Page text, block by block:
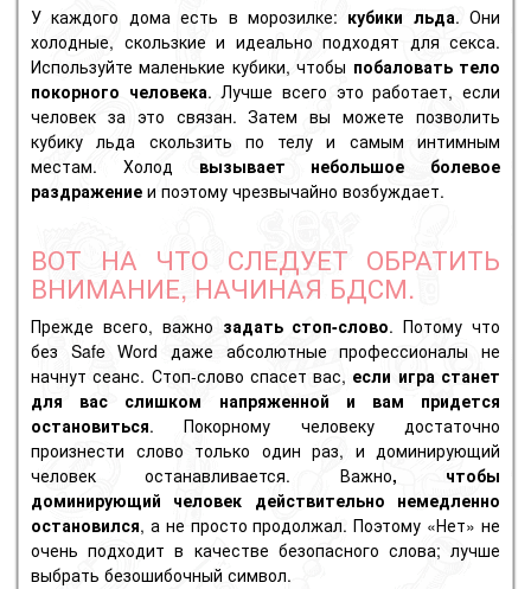
У каждого дома есть в морозилке: кубики льда. Они
холодные, скользкие и идеально подходят для секса.
Используйте маленькие кубики, чтобы побаловать тело
покорного человека. Лучше всего это работает, если
человек за это связан. Затем вы можете позволить
кубику льда скользить по телу и самым интимным
местам. Холод вызывает небольшое болевое
раздражение и поэтому чрезвычайно возбуждает.
ВОТ НА ЧТО СЛЕДУЕТ ОБРАТИТЬ
ВНИМАНИЕ, НАЧИНАЯ БДСМ.
Прежде всего, важно задать стоп-слово. Потому что
без Safe Word даже абсолютные профессионалы не
начнут сеанс. Стоп-слово спасет вас, если игра станет
для вас слишком напряженной и вам придется
остановиться. Покорному человеку достаточно
произнести слово только один раз, и доминирующий
человек останавливается. Важно, чтобы
доминирующий человек действительно немедленно
остановился, а не просто продолжал. Поэтому «Нет» не
очень подходит в качестве безопасного слова; лучше
выбрать безошибочный символ.